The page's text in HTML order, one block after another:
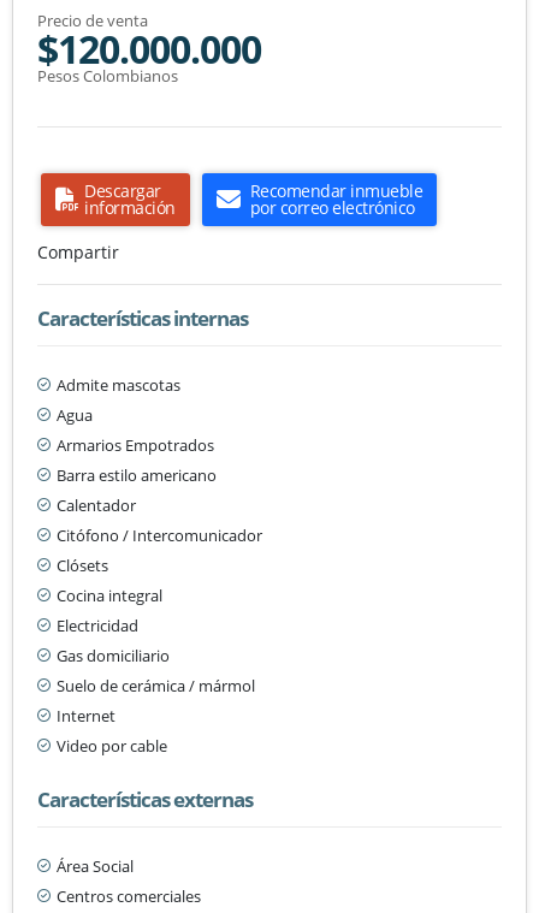
Precio de venta
$120.000.000
Pesos Colombianos
Descargar
información
Recomendar inmueble
por correo electrónico
Compartir
Características internas
Admite mascotas
Agua
Armarios Empotrados
Barra estilo americano
Calentador
Citófono / Intercomunicador
Clósets
Cocina integral
Electricidad
Gas domiciliario
Suelo de cerámica / mármol
Internet
Video por cable
Características externas
Área Social
Centros comerciales